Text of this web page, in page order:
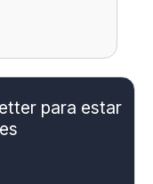
para estar